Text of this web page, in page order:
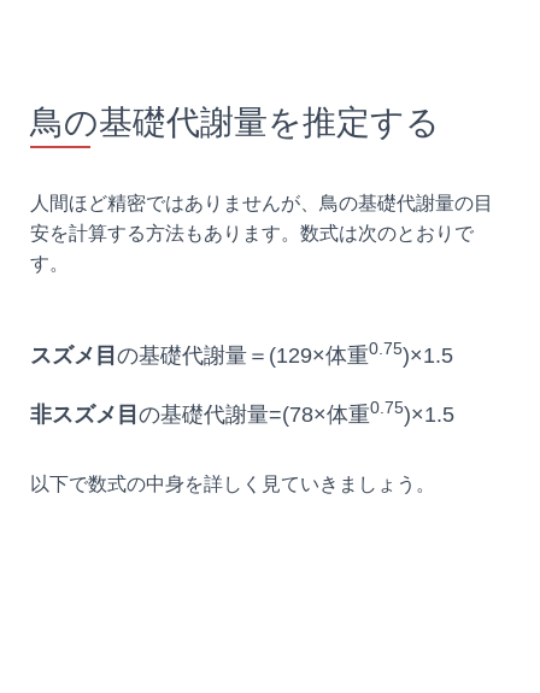
鳥の基礎代謝量を推定する
人間ほど精密ではありませんが、鳥の基礎代謝量の目
安を計算する方法もあります。数式は次のとおりで
す。
スズメ目 の基礎代謝量＝(129×体重0.75)×1.5
非スズメ目 の基礎代謝量=(78×体重0.75)×1.5
以下で数式の中身を詳しく見ていきましょう。